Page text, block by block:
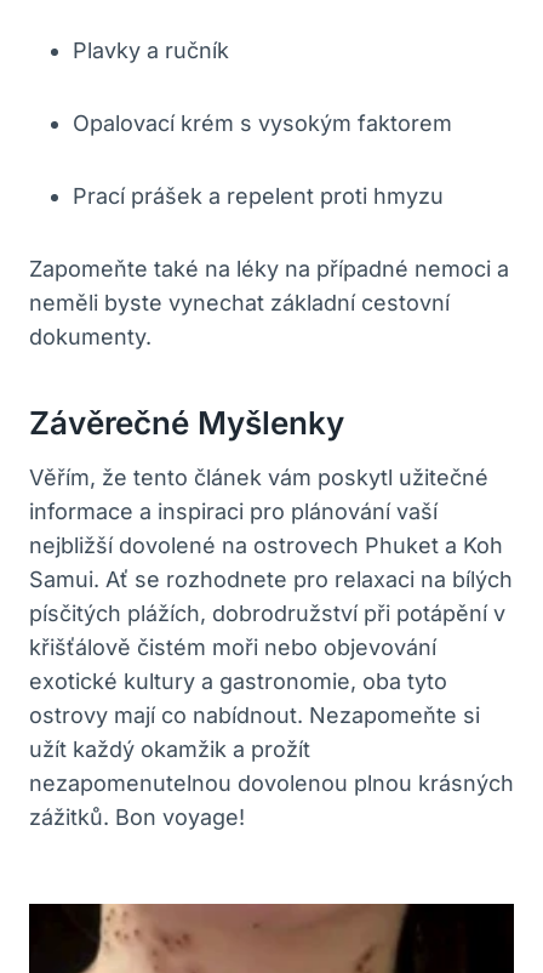
Plavky a ručník
Opalovací krém s vysokým faktorem
Prací prášek a repelent proti hmyzu
Zapomeňte také na léky na případné nemoci a
neměli byste vynechat základní cestovní
dokumenty.
Závěrečné Myšlenky
Věřím, že tento článek vám poskytl užitečné
informace a inspiraci pro plánování vaší
nejbližší dovolené na ostrovech Phuket a Koh
Samui. Ať se rozhodnete pro relaxaci na bílých
písčitých plážích, dobrodružství při potápění v
křišťálově čistém moři nebo objevování
exotické kultury a gastronomie, oba tyto
ostrovy mají co nabídnout. Nezapomeňte si
užít každý okamžik a prožít
nezapomenutelnou dovolenou plnou krásných
zážitků. Bon voyage!